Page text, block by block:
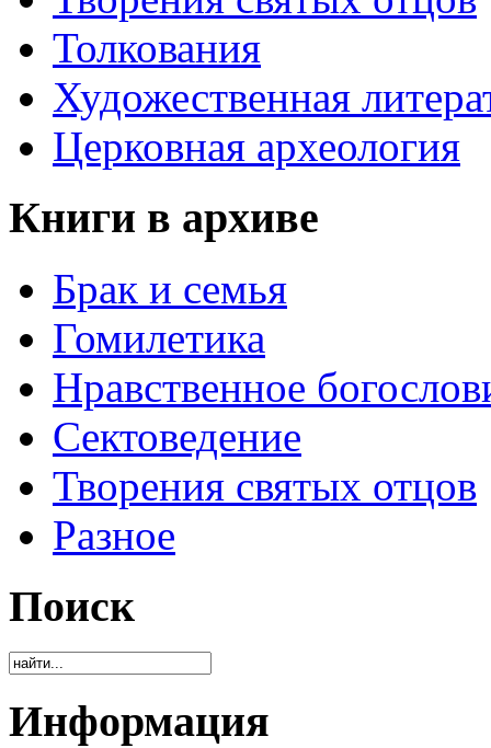
Толкования
Художественная
Церковная археология
Книги в архиве
Брак и семья
Гомилетика
Нравственное
Сектоведение
Творения святых отцов
Разное
Поиск
Информация